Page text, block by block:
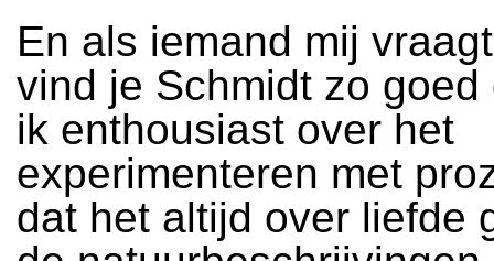
En als iemand mij
vind je Schmidt zo goed
ik enthousiast over het
experimenteren met
dat het altijd over liefde